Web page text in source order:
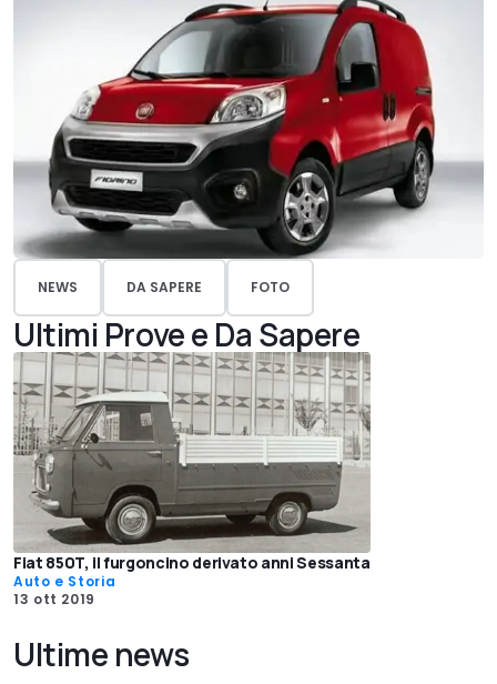
NEWS DA SAPERE FOTO
Ultimi Prove e Da Sapere
Fiat 850T, il furgoncino derivato anni Sessanta
Auto e Storia
13 ott 2019
Ultime news